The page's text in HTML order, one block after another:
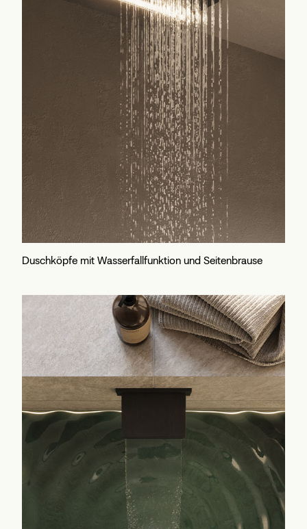
Duschköpfe mit Wasserfallfunktion und Seitenbrause